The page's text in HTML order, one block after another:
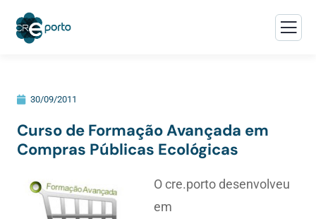
30/09/2011
Curso de Formação Avançada em
Compras Públicas Ecológicas
O cre.porto desenvolveu
em